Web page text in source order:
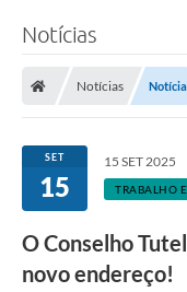
Notícias
Notícias Notícia
SET
15
15 SET 2025
TRABALHO
O Conselho
novo endereço!